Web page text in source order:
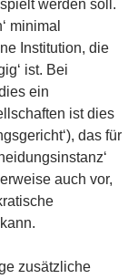
werden soll.
minimal
Institution, die
ist. Bei
ein
ist dies
das für
auch vor,
zusätzliche